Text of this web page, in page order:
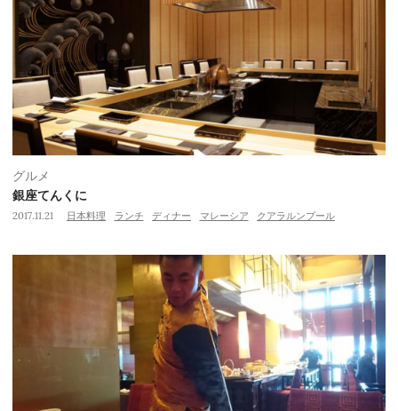
グルメ
銀座てんくに
2017.11.21 日本料理 ランチ ディナー マレーシア クアラルンプール